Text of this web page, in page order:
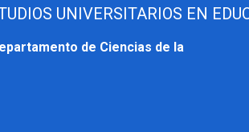
UNIVERSITARIOS EN
de Ciencias de la